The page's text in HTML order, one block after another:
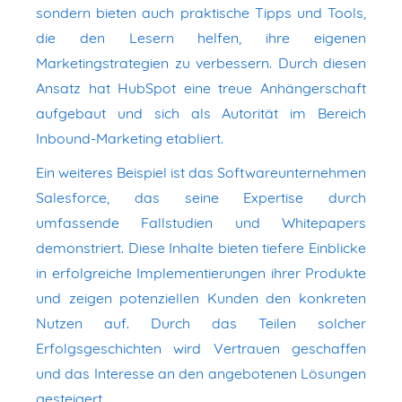
sondern bieten auch praktische Tipps und Tools,
die den Lesern helfen, ihre eigenen
Marketingstrategien zu verbessern. Durch diesen
Ansatz hat HubSpot eine treue Anhängerschaft
aufgebaut und sich als Autorität im Bereich
Inbound-Marketing etabliert.
Ein weiteres Beispiel ist das Softwareunternehmen
Salesforce, das seine Expertise durch
umfassende Fallstudien und Whitepapers
demonstriert. Diese Inhalte bieten tiefere Einblicke
in erfolgreiche Implementierungen ihrer Produkte
und zeigen potenziellen Kunden den konkreten
Nutzen auf. Durch das Teilen solcher
Erfolgsgeschichten wird Vertrauen geschaffen
und das Interesse an den angebotenen Lösungen
gesteigert.